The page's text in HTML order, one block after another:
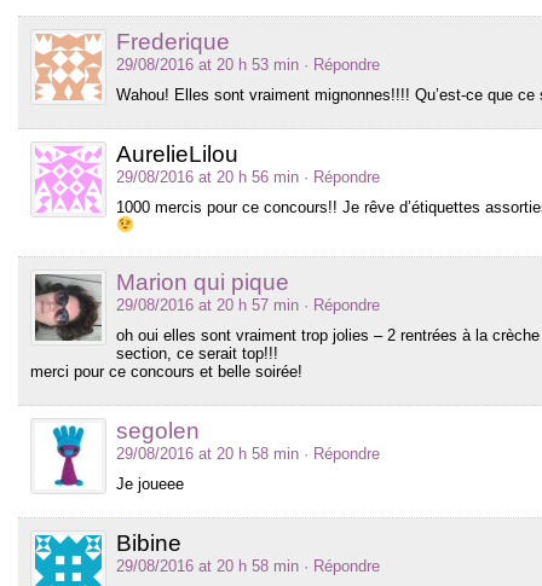
Frederique
29/08/2016 at 20 h 53 min · Répondre
Wahou! Elles sont vraiment mignonnes!!!! Qu’est-ce que
AurelieLilou
29/08/2016 at 20 h 56 min · Répondre
1000 mercis pour ce concours!! Je rêve d’étiquettes
Marion qui pique
29/08/2016 at 20 h 57 min · Répondre
oh oui elles sont vraiment trop jolies – 2 rentrées à la
section, ce serait top!!!
merci pour ce concours et belle soirée!
segolen
29/08/2016 at 20 h 58 min · Répondre
Je joueee
Bibine
29/08/2016 at 20 h 58 min · Répondre